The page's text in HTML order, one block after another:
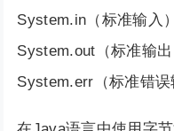
System.in（标准输入
System.out（标准输
System.err（标准错误